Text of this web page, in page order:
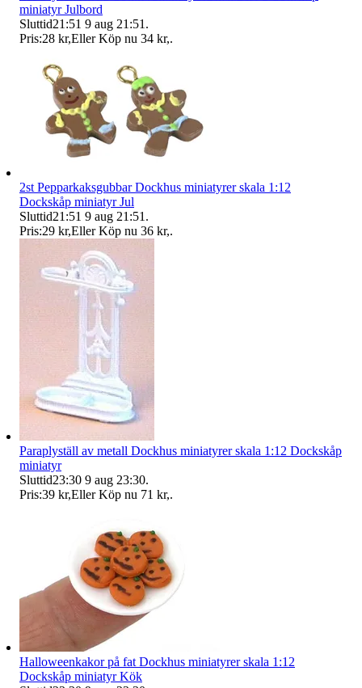
miniatyr Julbord
Sluttid21:51 9 aug 21:51 .
Pris:28 kr,Eller Köp nu 34 kr,.
2st Pepparkaksgubbar Dockhus miniatyrer skala 1:12
Dockskåp miniatyr Jul
Sluttid21:51 9 aug 21:51 .
Pris:29 kr,Eller Köp nu 36 kr,.
Paraplyställ av metall Dockhus miniatyrer skala 1:12 Dockskåp
miniatyr
Sluttid23:30 9 aug 23:30.
Pris:39 kr,Eller Köp nu 71 kr,.
Halloweenkakor på fat Dockhus miniatyrer skala 1:12
Dockskåp miniatyr Kök